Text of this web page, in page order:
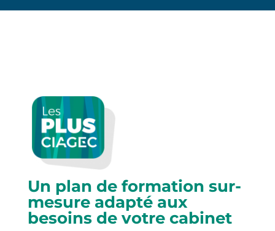
Un plan de formation sur-
mesure adapté aux
besoins de votre cabinet